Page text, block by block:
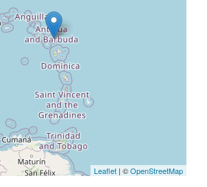
Leaflet | ©OpenStreetMap